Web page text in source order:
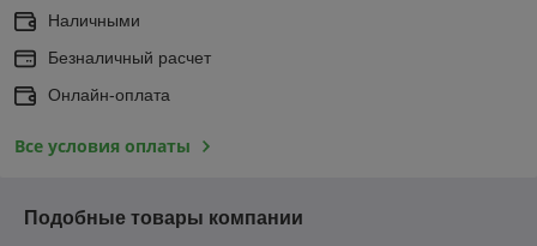
Наличными
Безналичный расчет
Онлайн-оплата
Все условия оплаты
Подобные товары компании